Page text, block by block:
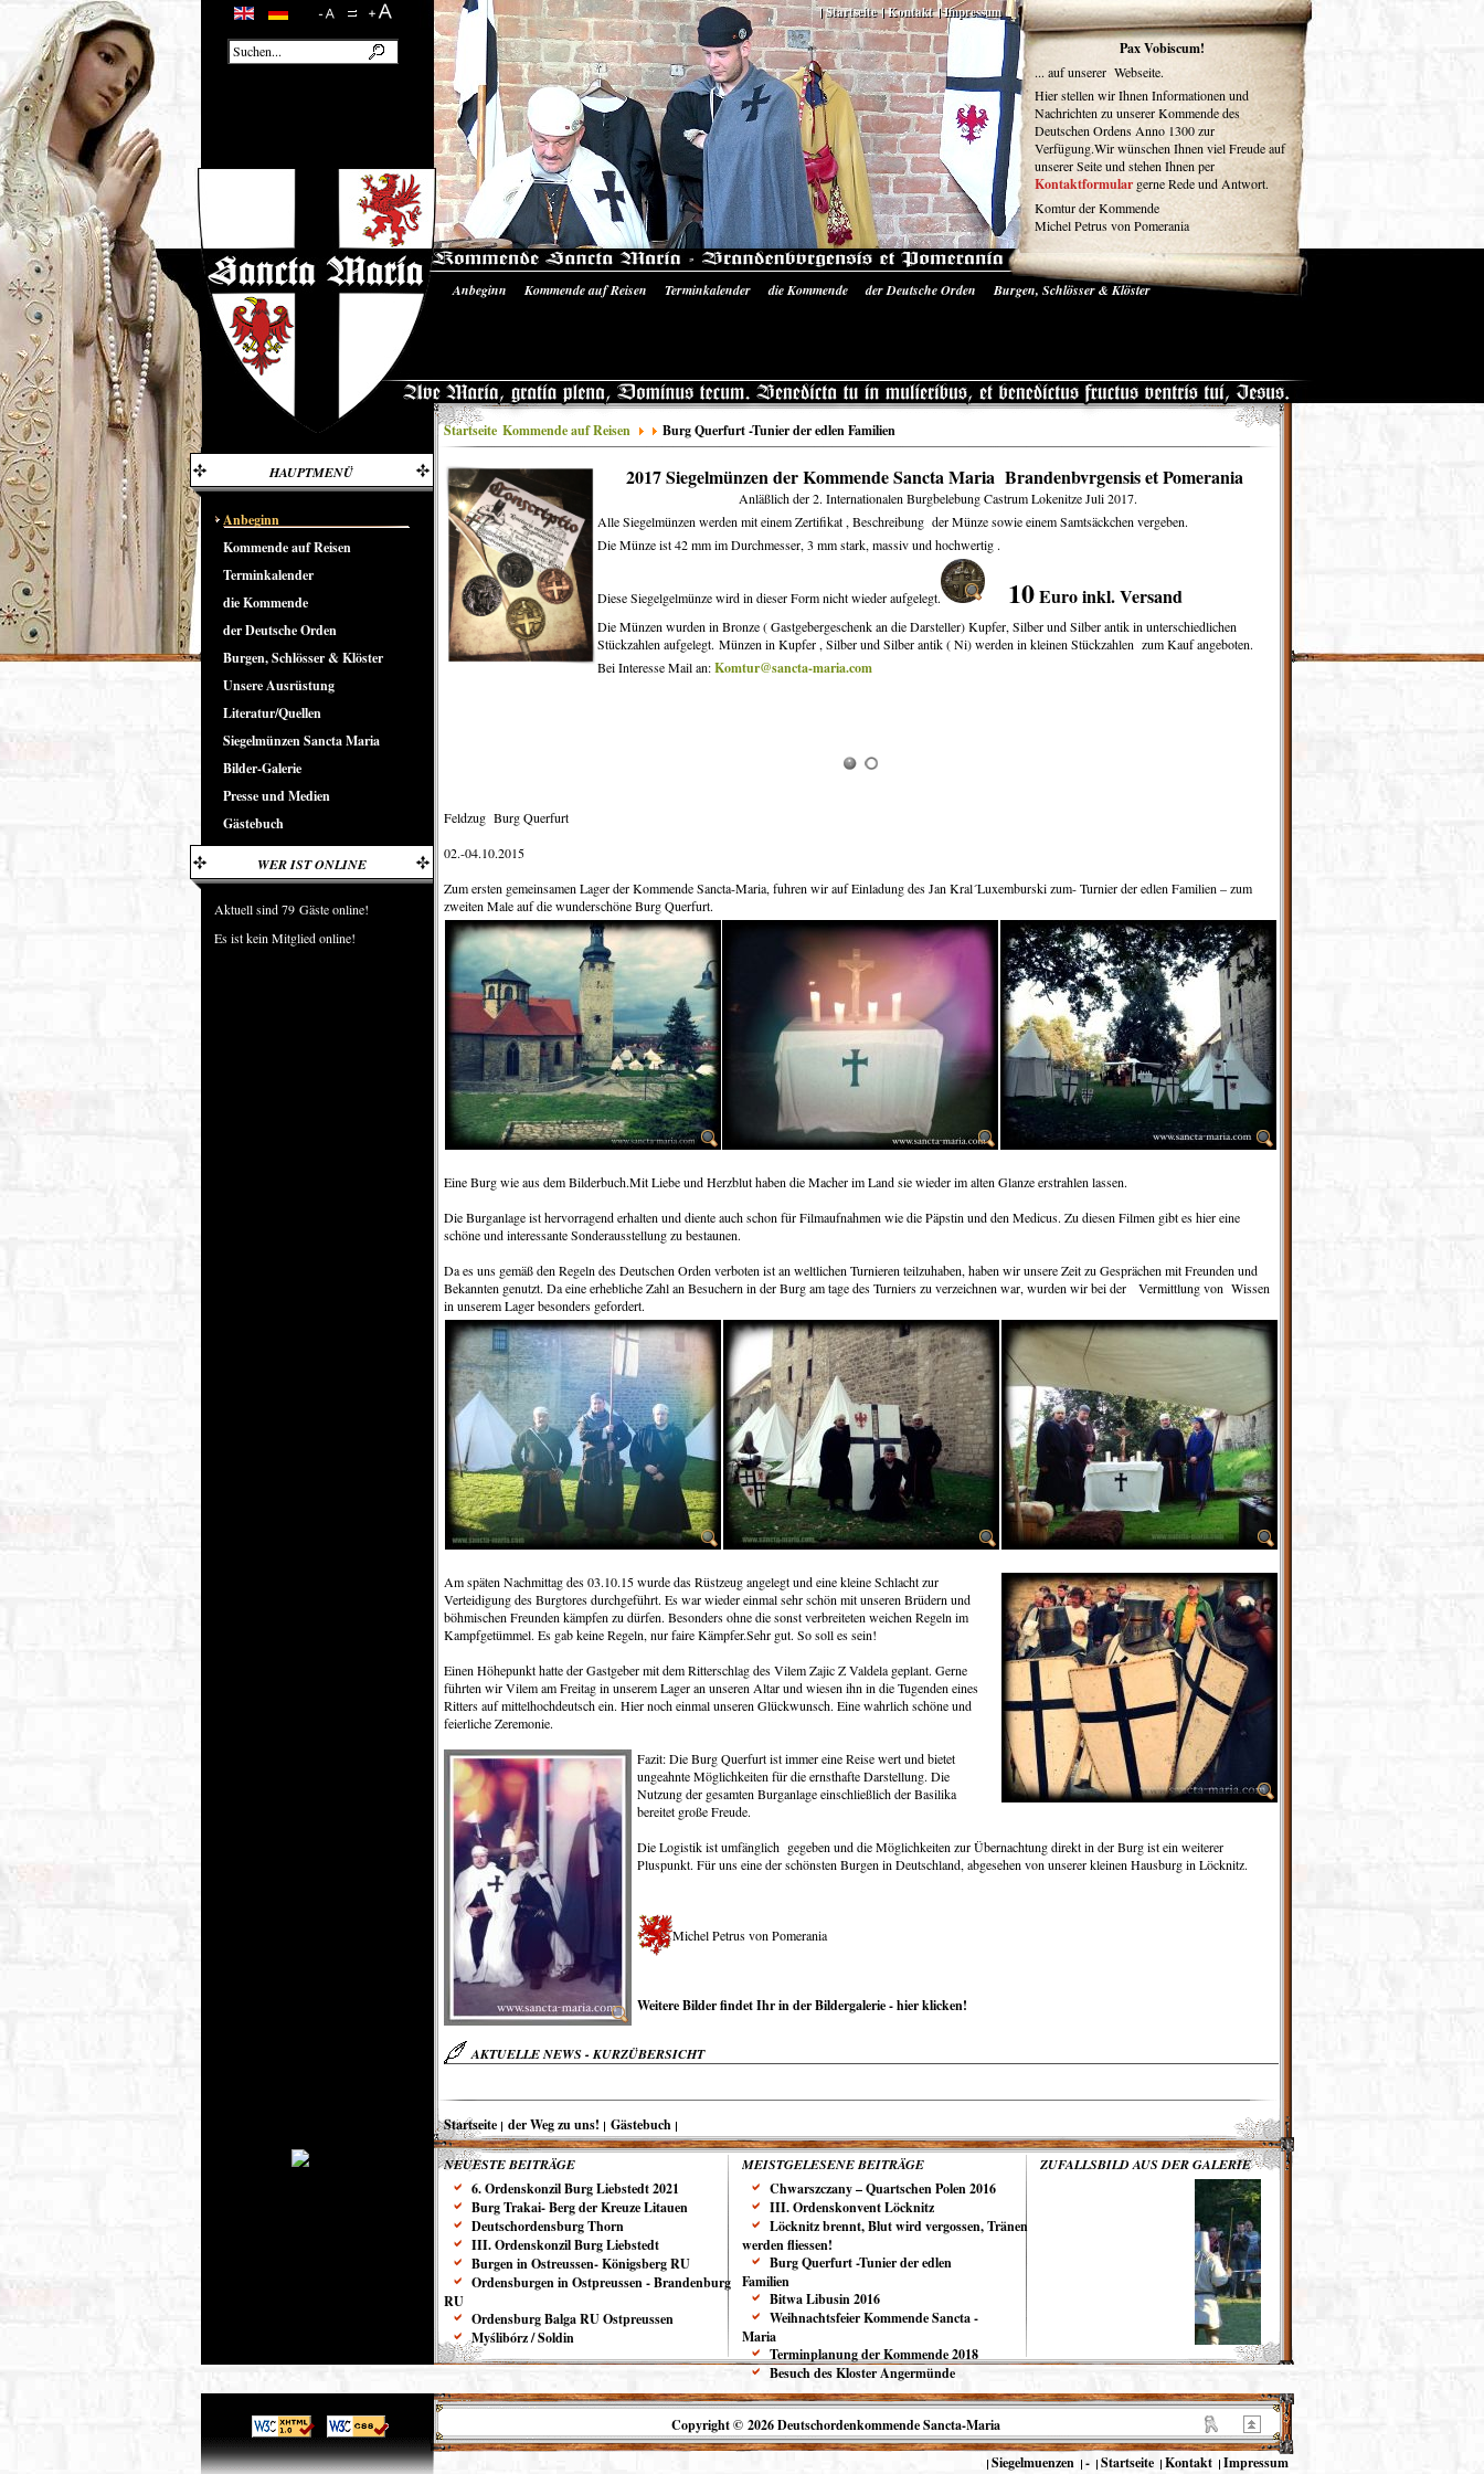
Impressum
Kontakt
Startseite
Pax Vobiscum!
... auf unserer Webseite.
Hier stellen wir Ihnen Informationen und
Nachrichten zu unserer Kommende des
Deutschen Ordens Anno 1300 zur
Verfügung.Wir wünschen Ihnen viel Freude auf
unserer Seite und stehen Ihnen per
Kontaktformular gerne Rede und Antwort.
Komtur der Kommende
Michel Petrus von Pomerania
Anbeginn Kommende auf Reisen Terminkalender die Kommende der Deutsche Orden
Burgen, Schlösser & Klöster
Startseite Kommende auf Reisen Burg Querfurt -Tunier der edlen Familien
HAUPTMENÜ
Anbeginn
Kommende auf Reisen
Terminkalender
die Kommende
der Deutsche Orden
Burgen, Schlösser & Klöster
Unsere Ausrüstung
Literatur/Quellen
Siegelmünzen Sancta Maria
Bilder-Galerie
Presse und Medien
Gästebuch
WER IST ONLINE
Aktuell sind 79 Gäste online!
Es ist kein Mitglied online!
2017 Siegelmünzen der Kommende Sancta Maria Brandenbvrgensis et Pomerania
Anläßlich der 2. Internationalen Burgbelebung Castrum Lokenitze Juli 2017.
Alle Siegelmünzen werden mit einem Zertifikat , Beschreibung der Münze sowie einem Samtsäckchen vergeben.
Die Münze ist 42 mm im Durchmesser, 3 mm stark, massiv und hochwertig .
Diese Siegelgelmünze wird in dieser Form nicht wieder aufgelegt. 10Euro inkl. Versand
Die Münzen wurden in Bronze ( Gastgebergeschenk an die Darsteller) Kupfer, Silber und Silber antik in unterschiedlichen
Stückzahlen aufgelegt. Münzen in Kupfer , Silber und Silber antik ( Ni) werden in kleinen Stückzahlen zum Kauf angeboten.
Bei Interesse Mail an:Komtur@sancta-maria.com
Feldzug Burg Querfurt
02.-04.10.2015
Zum ersten gemeinsamen Lager der Kommende Sancta-Maria, fuhren wir auf Einladung des Jan Kral´Luxemburski zum- Turnier der edlen Familien – zum
zweiten Male auf die wunderschöne Burg Querfurt.
Eine Burg wie aus dem Bilderbuch.Mit Liebe und Herzblut haben die Macher im Land sie wieder im alten Glanze erstrahlen lassen.
Die Burganlage ist hervorragend erhalten und diente auch schon für Filmaufnahmen wie die Päpstin und den Medicus. Zu diesen Filmen gibt es hier eine
schöne und interessante Sonderausstellung zu bestaunen.
Da es uns gemäß den Regeln des Deutschen Orden verboten ist an weltlichen Turnieren teilzuhaben, haben wir unsere Zeit zu Gesprächen mit Freunden und
Bekannten genutzt. Da eine erhebliche Zahl an Besuchern in der Burg am tage des Turniers zu verzeichnen war, wurden wir bei der Vermittlung von Wissen
in unserem Lager besonders gefordert.
Am späten Nachmittag des 03.10.15 wurde das Rüstzeug angelegt und eine kleine Schlacht zur
Verteidigung des Burgtores durchgeführt. Es war wieder einmal sehr schön mit unseren Brüdern und
böhmischen Freunden kämpfen zu dürfen. Besonders ohne die sonst verbreiteten weichen Regeln im
Kampfgetümmel. Es gab keine Regeln, nur faire Kämpfer.Sehr gut. So soll es sein!
Einen Höhepunkt hatte der Gastgeber mit dem Ritterschlag des Vilem Zajic Z Valdela geplant. Gerne
führten wir Vilem am Freitag in unserem Lager an unseren Altar und wiesen ihn in die Tugenden eines
Ritters auf mittelhochdeutsch ein. Hier noch einmal unseren Glückwunsch. Eine wahrlich schöne und
feierliche Zeremonie.
Fazit: Die Burg Querfurt ist immer eine Reise wert und bietet
ungeahnte Möglichkeiten für die ernsthafte Darstellung. Die
Nutzung der gesamten Burganlage einschließlich der Basilika
bereitet große Freude.
Die Logistik ist umfänglich gegeben und die Möglichkeiten zur Übernachtung direkt in der Burg ist ein weiterer
Pluspunkt. Für uns eine der schönsten Burgen in Deutschland, abgesehen von unserer kleinen Hausburg in Löcknitz.
Michel Petrus von Pomerania
Weitere Bilder findet Ihr in der Bildergalerie - hier klicken!
AKTUELLE NEWS - KURZÜBERSICHT
Startseite der Weg zu uns! Gästebuch
NEUESTE BEITRÄGE
6. Ordenskonzil Burg Liebstedt 2021
Burg Trakai- Berg der Kreuze Litauen
Deutschordensburg Thorn
III. Ordenskonzil Burg Liebstedt
Burgen in Ostreussen- Königsberg RU
Ordensburgen in Ostpreussen - Brandenburg
RU
Ordensburg Balga RU Ostpreussen
Myślibórz / Soldin
MEISTGELESENE BEITRÄGE
Chwarszczany – Quartschen Polen 2016
III. Ordenskonvent Löcknitz
Löcknitz brennt, Blut wird vergossen, Tränen
werden fliessen!
Burg Querfurt -Tunier der edlen
Familien
Bitwa Libusin 2016
Weihnachtsfeier Kommende Sancta -
Maria
Terminplanung der Kommende 2018
Besuch des Kloster Angermünde
ZUFALLSBILD AUS DER GALERIE
Copyright © 2026 Deutschordenkommende Sancta-Maria
Impressum
Kontakt
Startseite
-
Siegelmuenzen